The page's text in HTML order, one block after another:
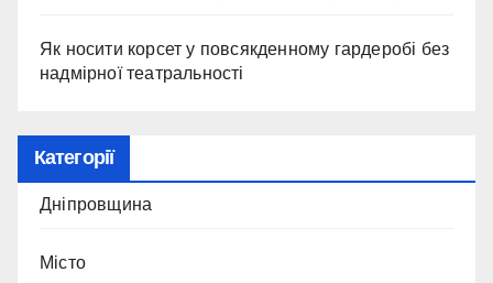
Як носити корсет у повсякденному гардеробі без
надмірної театральності
Категорії
Дніпровщина
Місто